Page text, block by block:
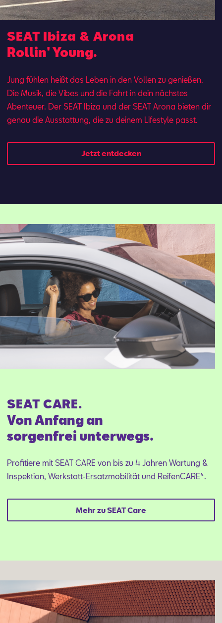
SEAT Ibiza & Arona
Rollin' Young.
Jung fühlen heißt das Leben in den Vollen zu genießen.
Die Musik, die Vibes und die Fahrt in dein nächstes
Abenteuer. Der SEAT Ibi­za und der SEAT Aro­na bie­ten dir
ge­nau die Aus­stat­tung, die zu dei­nem Lifestyle passt.
Jetzt entdecken
SEAT CARE.
Von Anfang an
sorgenfrei unterwegs.
Profitiere mit SEAT CARE von bis zu 4 Jahren Wartung &
Inspektion, Werkstatt-Ersatzmobilität und ReifenCARE⁴.
Mehr zu SEAT Care